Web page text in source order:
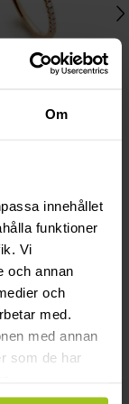
Om
innehållet
funktioner
Vi
och annan
och
med.
med annan
som de har
kr